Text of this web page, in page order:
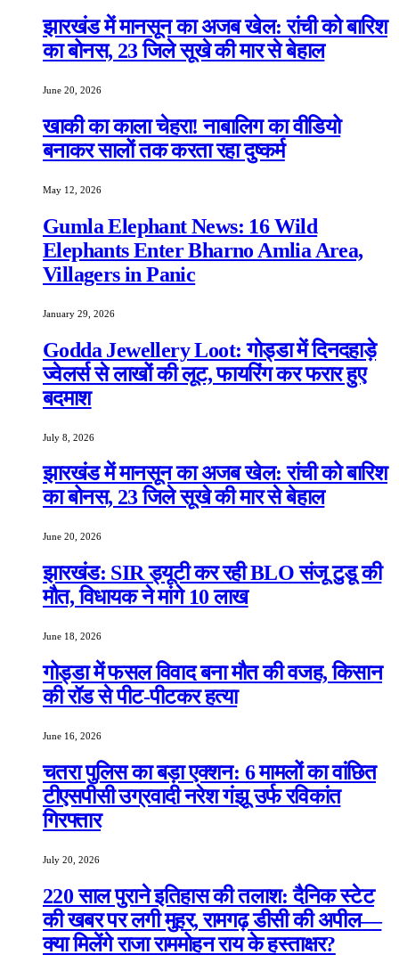
झारखंड में मानसून का अजब खेल: रांची को बारिश
का बोनस, 23 जिले सूखे की मार से बेहाल
June 20, 2026
खाकी का काला चेहरा! नाबालिग का वीडियो
बनाकर सालों तक करता रहा दुष्कर्म
May 12, 2026
Gumla Elephant News: 16 Wild
Elephants Enter Bharno Amlia Area,
Villagers in Panic
January 29, 2026
Godda Jewellery Loot: गोड्डा में दिनदहाड़े
ज्वेलर्स से लाखों की लूट, फायरिंग कर फरार हुए
बदमाश
July 8, 2026
झारखंड में मानसून का अजब खेल: रांची को बारिश
का बोनस, 23 जिले सूखे की मार से बेहाल
June 20, 2026
झारखंड: SIR ड्यूटी कर रही BLO संजू टुडू की
मौत, विधायक ने मांगे 10 लाख
June 18, 2026
गोड्डा में फसल विवाद बना मौत की वजह, किसान
की रॉड से पीट-पीटकर हत्या
June 16, 2026
चतरा पुलिस का बड़ा एक्शन: 6 मामलों का वांछित
टीएसपीसी उग्रवादी नरेश गंझू उर्फ रविकांत
गिरफ्तार
July 20, 2026
220 साल पुराने इतिहास की तलाश: दैनिक स्टेट
की खबर पर लगी मुहर, रामगढ़ डीसी की अपील—
क्या मिलेंगे राजा राममोहन राय के हस्ताक्षर?